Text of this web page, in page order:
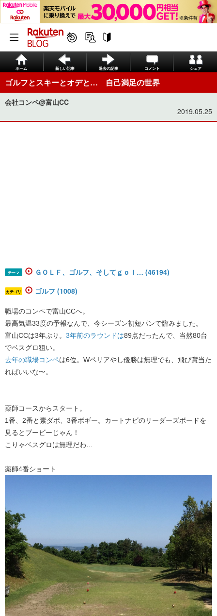
ホーム 新しい記事 過去の記事 コメント シェア
ゴルフとスキーとオデと… 自己満足の世界
会社コンペ@富山CC
2019.05.25
テーマ ＧＯＬＦ、ゴルフ、そしてｇｏｌ… (46194)
カテゴリ ゴルフ (1008)
職場のコンペで富山CCへ。
最高気温33度の予報なんで、今シーズン初短パンで臨みました。
富山CCは3年ぶり。 3年前のラウンドは89点だったんで、当然80台
でベスグロ狙い。
去年の職場コンペは6位。Wペリアやし優勝は無理でも、飛び賞当た
ればいいな〜。
薬師コースからスタート。
1番、2番と素ダボ、3番ボギー。カートナビのリーダーズボードを
見るとブービーじゃん！
こりゃベスグロは無理だわ…
薬師4番ショート